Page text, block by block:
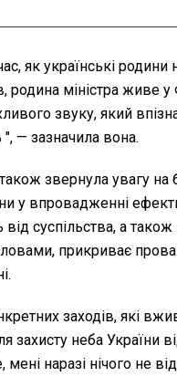
як українські
родина міністра живе у
звуку, який
", — зазначила вона.
звернула увагу на
у впровадженні
від суспільства, а також
прикриває
заходів, які
захисту неба України
мені наразі нічого не